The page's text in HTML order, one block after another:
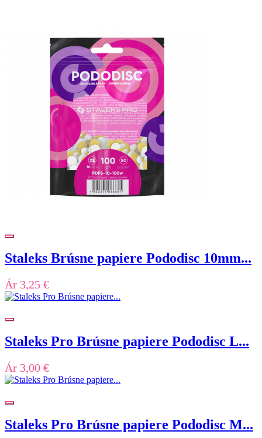
Staleks Brúsne papiere Pododisc 10mm...
Ár 3,25 €
Staleks Pro Brúsne papiere Pododisc L...
Ár 3,00 €
Staleks Pro Brúsne papiere Pododisc M...